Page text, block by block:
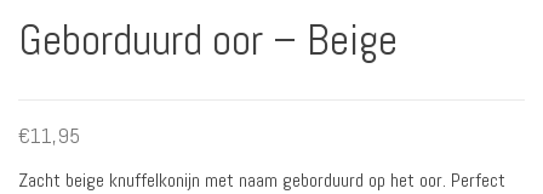
Geborduurd oor – Beige
€11,95
Zacht beige knuffelkonijn met naam geborduurd op het oor. Perfect